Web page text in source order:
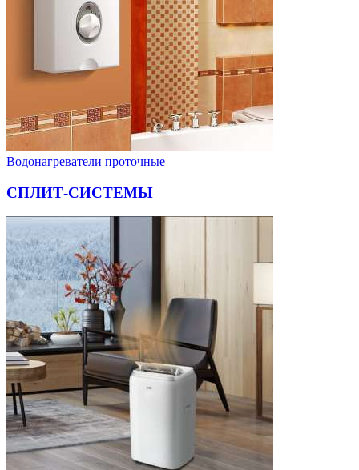
Водонагреватели проточные
СПЛИТ-СИСТЕМЫ